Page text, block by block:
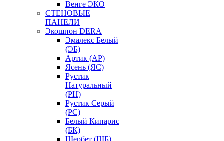
Венге ЭКО
СТЕНОВЫЕ
ПАНЕЛИ
Экошпон DERA
Эмалекс Белый
(ЭБ)
Артик (АР)
Ясень (ЯС)
Рустик
Натуральный
(РН)
Рустик Серый
(РС)
Белый Кипарис
(БК)
Щербет (ЩБ)